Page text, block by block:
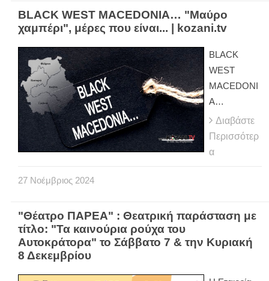
BLACK WEST MACEDONIA… "Μαύρο
χαμπέρι", μέρες που είναι... | kozani.tv
BLACK
WEST
MACEDONI
A…
Διαβάστε
Περισσότερ
α
27 Νοέμβριος 2024
"Θέατρο ΠΑΡΕΑ" : Θεατρική παράσταση με
τίτλο: "Τα καινούρια ρούχα του
Αυτοκράτορα" το Σάββατο 7 & την Κυριακή
8 Δεκεμβρίου